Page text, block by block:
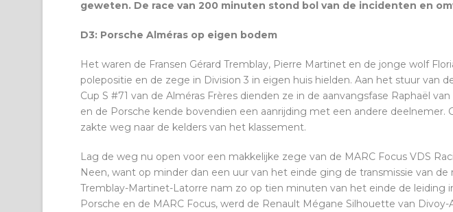
geweten. De race van 200 minuten stond bol van de incidenten en
D3: Porsche Alméras op eigen bodem
Het waren de Fransen Gérard Tremblay, Pierre Martinet en de jonge wolf
polepositie en de zege in Division 3 in eigen huis hielden. Aan het stuur van
Cup S #71 van de Alméras Frères dienden ze in de aanvangsfase Raphaël
en de Porsche kende bovendien een aanrijding met een andere deelnemer.
zakte weg naar de kelders van het klassement.
Lag de weg nu open voor een makkelijke zege van de MARC Focus VDS
Neen, want op minder dan een uur van het einde ging de transmissie van
Tremblay-Martinet-Latorre nam zo op tien minuten van het einde de leiding
Porsche en de MARC Focus, werd de Renault Mégane Silhouette van Divoy-